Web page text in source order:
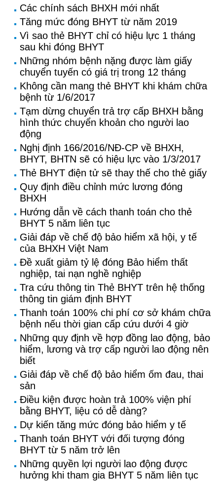
Các chính sách BHXH mới nhất
Tăng mức đóng BHYT từ năm 2019
Vì sao thẻ BHYT chỉ có hiệu lực 1 tháng
sau khi đóng BHYT
Những nhóm bệnh nặng được làm giấy
chuyển tuyến có giá trị trong 12 tháng
Không cần mang thẻ BHYT khi khám chữa
bệnh từ 1/6/2017
Tạm dừng chuyển trả trợ cấp BHXH bằng
hình thức chuyển khoản cho người lao
động
Nghị định 166/2016/NĐ-CP về BHXH,
BHYT, BHTN sẽ có hiệu lực vào 1/3/2017
Thẻ BHYT điện tử sẽ thay thế cho thẻ giấy
Quy định điều chỉnh mức lương đóng
BHXH
Hướng dẫn về cách thanh toán cho thẻ
BHYT 5 năm liên tục
Giải đáp về chế độ bảo hiểm xã hội, y tế
của BHXH Việt Nam
Đề xuất giảm tỷ lệ đóng Bảo hiểm thất
nghiệp, tai nạn nghề nghiệp
Tra cứu thông tin Thẻ BHYT trên hệ thống
thông tin giám định BHYT
Thanh toán 100% chi phí cơ sở khám chữa
bệnh nếu thời gian cấp cứu dưới 4 giờ
Những quy định về hợp đồng lao động, bảo
hiểm, lương và trợ cấp người lao động nên
biết
Giải đáp về chế độ bảo hiểm ốm đau, thai
sản
Điều kiện được hoàn trả 100% viện phí
bằng BHYT, liệu có dễ dàng?
Dự kiến tăng mức đóng bảo hiểm y tế
Thanh toán BHYT với đối tượng đóng
BHYT từ 5 năm trở lên
Những quyền lợi người lao động được
hưởng khi tham gia BHYT 5 năm liên tục